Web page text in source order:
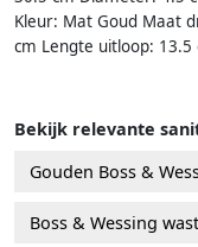
Kleur: Mat Goud Maat
cm Lengte uitloop:
Bekijk relevante
Gouden Boss &
Boss & Wessing